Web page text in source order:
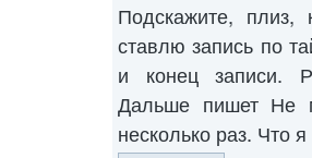
Подскажите,
ставлю запись по
и конец записи.
Дальше пишет Не
несколько раз. Что